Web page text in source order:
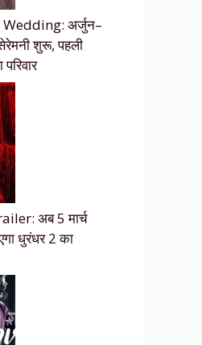
अर्जुन–
शुरू, पहली
अब 5 मार्च
धुरंधर 2 का